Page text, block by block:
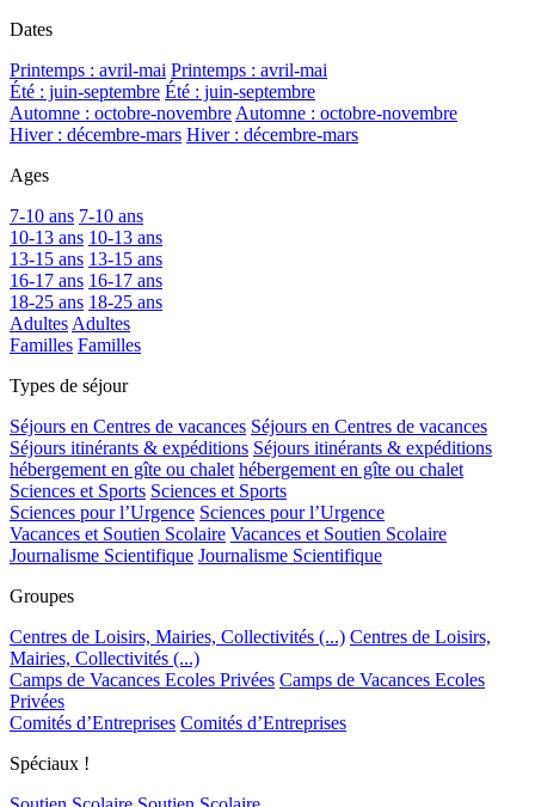
Dates
Printemps : avril-mai Printemps : avril-mai
Été : juin-septembre Été : juin-septembre
Automne : octobre-novembre Automne : octobre-novembre
Hiver : décembre-mars Hiver : décembre-mars
Ages
7-10 ans 7-10 ans
10-13 ans 10-13 ans
13-15 ans 13-15 ans
16-17 ans 16-17 ans
18-25 ans 18-25 ans
Adultes Adultes
Familles Familles
Types de séjour
Séjours en Centres de vacances Séjours en Centres de vacances
Séjours itinérants & expéditions Séjours itinérants & expéditions
hébergement en gîte ou chalet hébergement en gîte ou chalet
Sciences et Sports Sciences et Sports
Sciences pour l’Urgence Sciences pour l’Urgence
Vacances et Soutien Scolaire Vacances et Soutien Scolaire
Journalisme Scientifique Journalisme Scientifique
Groupes
Centres de Loisirs, Mairies, Collectivités (...) Centres de Loisirs,
Mairies, Collectivités (...)
Camps de Vacances Ecoles Privées Camps de Vacances Ecoles
Privées
Comités d’Entreprises Comités d’Entreprises
Spéciaux !